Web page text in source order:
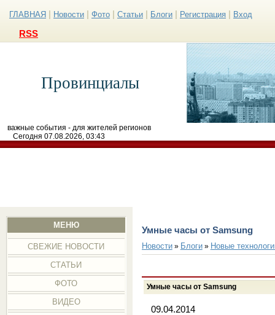
ГЛАВНАЯ Новости Фото Статьи Блоги Регистрация Вход
RSS
Провинциалы
важные события - для жителей регионов
Сегодня 07.08.2026, 03:43
МЕНЮ
СВЕЖИЕ НОВОСТИ
СТАТЬИ
ФОТО
ВИДЕО
Умные часы от Samsung
Новости» Блоги» Новые
Умные часы от Samsung
09.04.2014